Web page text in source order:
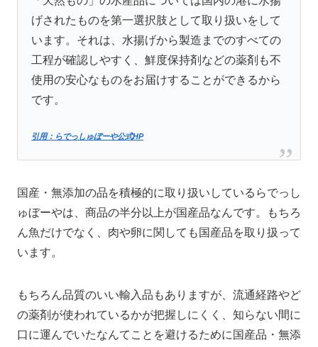
げされたものを第一選択肢として取り扱いをして
います。それは、水揚げから製造までのすべての
工程が確認しやすく、鮮度保持剤などの薬剤も不
使用の安心なものをお届けすることができるから
です。
引用：らでっしゅぼーや公式HP
国産・無添加の品を積極的に取り扱いしているらでっし
ゅぼーやは、商品の半分以上が国産品なんです。もちろ
ん魚だけでなく、肉や卵に関しても国産品を取り扱って
います。
もちろん品質のいい輸入品もありますが、流通経路やど
の薬剤が使われているかが把握しにくく、知らない間に
口に運んでいたなんてことを避けるために国産品・無添